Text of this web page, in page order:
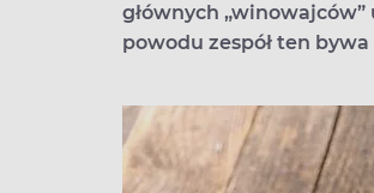
głównych
powodu zespół ten